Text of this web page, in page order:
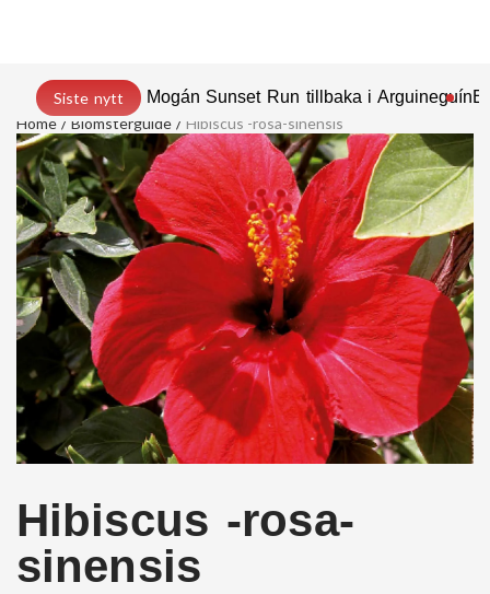
Siste nytt Mogán Sunset Run tillbaka i Arguineguín
Home
Blomsterguide Hibiscus -rosa-sinensis
Hibiscus -rosa-
sinensis